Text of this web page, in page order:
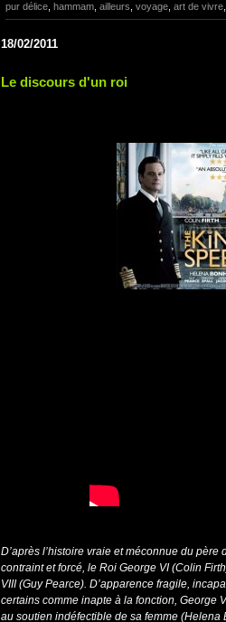
pur délice, hammam, ailleurs, voyage, art de vivre,
18/02/2011
Le discours d'un roi
D’après l’histoire vraie et méconnue du
contraint et forcé, le Roi George VI (Colin
VIII (Guy Pearce). D’apparence fragile,
certains comme inapte à la fonction, George
au soutien indéfectible de sa femme (Helena